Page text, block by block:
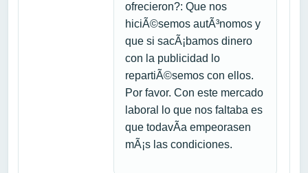
ofrecieron?: Que nos
hiciÃ©semos autÃ³nomos y
que si sacÃ¡bamos dinero
con la publicidad lo
repartiÃ©semos con ellos.
Por favor. Con este mercado
laboral lo que nos faltaba es
que todavÃ­a empeorasen
mÃ¡s las condiciones.